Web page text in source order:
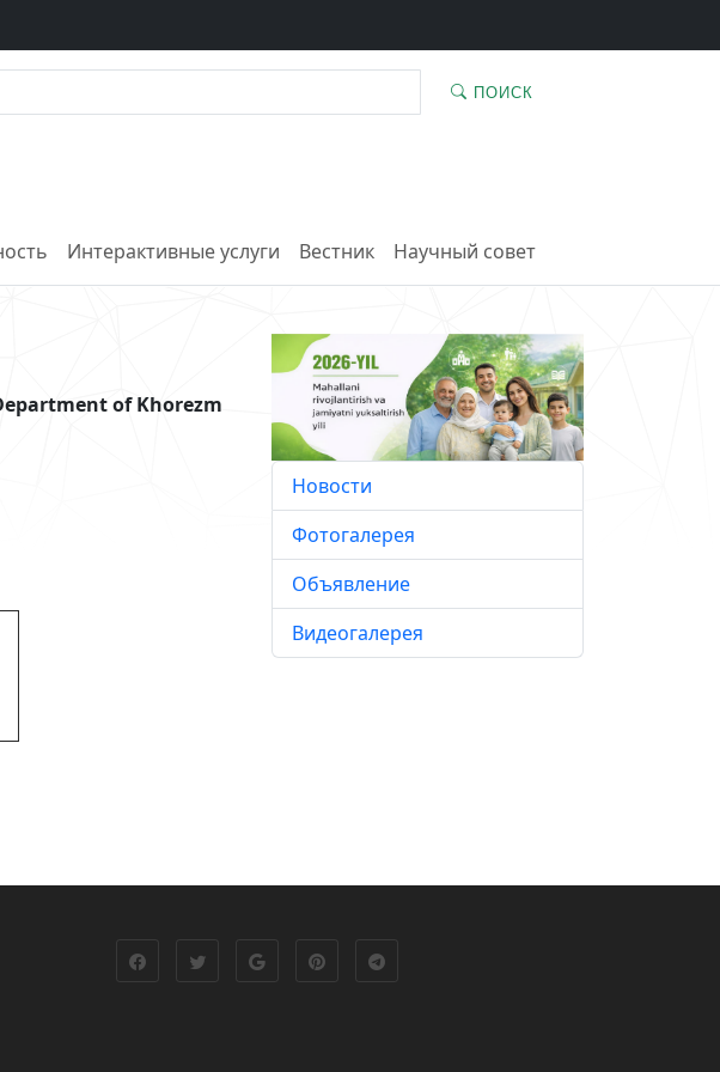
ПОИСК
Интерактивные услуги Вестник
Научный совет
of Khorezm
Новости
Фотогалерея
Объявление
Видеогалерея